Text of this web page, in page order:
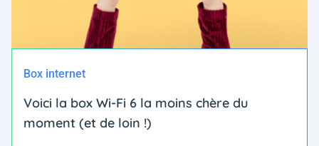
Box internet
Voici la box Wi-Fi 6 la moins chère du
moment (et de loin !)